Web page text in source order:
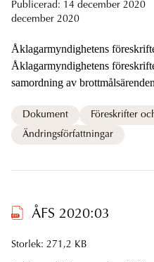
Publicerad: 14 december 2020
december 2020
Åklagarmyndighetens föreskrifter om
Åklagarmyndighetens föreskrifter (ÅFS 2005:25)
samordning av
Dokument
Föreskrifter
Ändringsförfattningar
ÅFS 2020:03
Storlek: 271,2 KB